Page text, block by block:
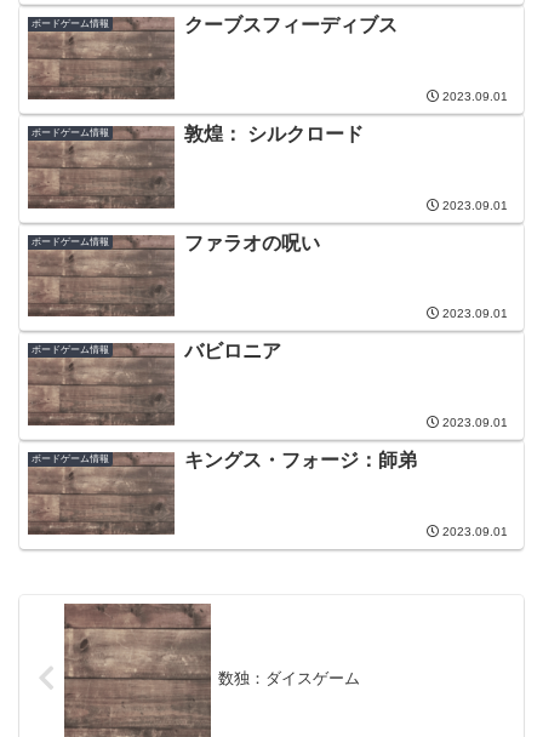
ボードゲーム情報 クーブスフィーディブス
2023.09.01
ボードゲーム情報 敦煌： シルクロード
2023.09.01
ボードゲーム情報 ファラオの呪い
2023.09.01
ボードゲーム情報 バビロニア
2023.09.01
ボードゲーム情報 キングス・フォージ：師弟
2023.09.01
数独：ダイスゲーム